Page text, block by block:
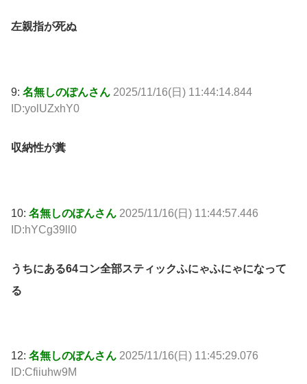
左親指が死ぬ
9: 名無しのぽんさん 2025/11/16(日) 11:44:14.844
ID:yolUZxhY0
収納性が糞
10: 名無しのぽんさん 2025/11/16(日) 11:44:57.446
ID:hYCg39ll0
うちにある64コン全部スティックふにゃふにゃになって
る
12: 名無しのぽんさん 2025/11/16(日) 11:45:29.076
ID:Cfiiuhw9M